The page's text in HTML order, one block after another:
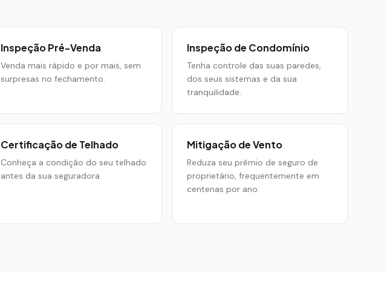
Inspeção Pré-Venda
Venda mais rápido e por mais, sem
surpresas no fechamento.
Inspeção de Condomínio
Tenha controle das suas paredes,
dos seus sistemas e da sua
tranquilidade.
Certificação de Telhado
Conheça a condição do seu telhado
antes da sua seguradora.
Mitigação de Vento
Reduza seu prêmio de seguro de
proprietário, frequentemente em
centenas por ano.